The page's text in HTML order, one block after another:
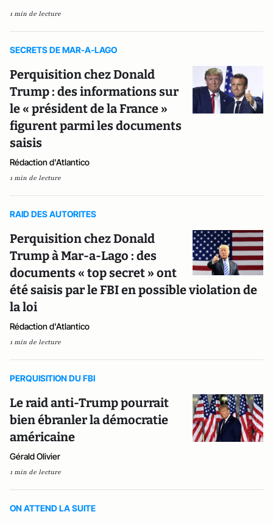
1 min de lecture
SECRETS DE MAR-A-LAGO
Perquisition chez Donald
Trump : des informations sur
le « président de la France »
figurent parmi les documents
saisis
Rédaction d'Atlantico
1 min de lecture
RAID DES AUTORITES
Perquisition chez Donald
Trump à Mar-a-Lago : des
documents « top secret » ont
été saisis par le FBI en possible violation de
la loi
Rédaction d'Atlantico
1 min de lecture
PERQUISITION DU FBI
Le raid anti-Trump pourrait
bien ébranler la démocratie
américaine
Gérald Olivier
1 min de lecture
ON ATTEND LA SUITE